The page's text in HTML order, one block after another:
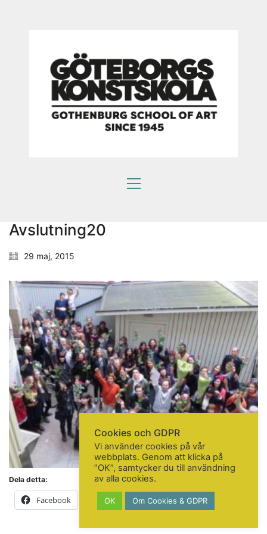
Avslutning20
29 maj, 2015
Dela detta:
Facebook X Mer
Som en bra konstskola värnar vi om kreativ
subjektivitet.
Ett eget konstnärlig språk ger kraftfulla verktyg att
själv påverka framtiden.
Telefon:+46 31 14 80 61
info@gbgkonstskola.se
Kontaktsida
VAD HÄNDER…
Följ oss på Facebook
Nyhetsbrev? Prenumerera här!
© Copyright 2020. All Rights Reserved
Cookies och GDPR
Vi använder cookies på vår
webbplats. Genom att klicka på
”OK”, samtycker du till användning
av alla cookies.
OK Om Cookies & GDPR